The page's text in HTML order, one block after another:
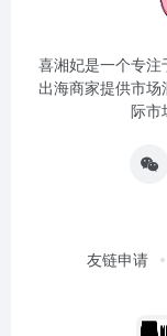
喜湘妃是一个专
出海商家提供市
际市
友链申请